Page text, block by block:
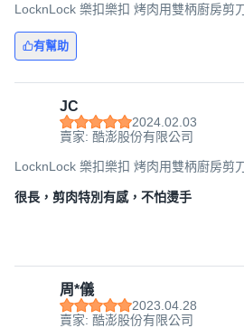
LocknLock 樂扣樂扣 烤肉用雙柄廚房剪
有幫助
JC
2024.02.03
賣家: 酷澎股份有限公司
LocknLock 樂扣樂扣 烤肉用雙柄廚房剪
很長，剪肉特別有感，不怕燙手
周*儀
2023.04.28
賣家: 酷澎股份有限公司